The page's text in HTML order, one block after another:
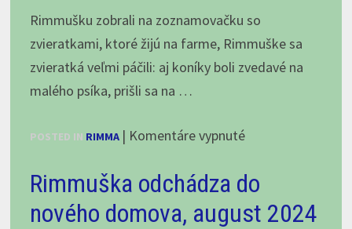
Rimmušku zobrali na zoznamovačku so
zvieratkami, ktoré žijú na farme, Rimmuške sa
zvieratká veľmi páčili: aj koníky boli zvedavé na
malého psíka, prišli sa na …
POSTED IN RIMMA | Komentáre vypnuténa
sa
zoznamuje
Rimmuška odchádza do
nového domova, august 2024